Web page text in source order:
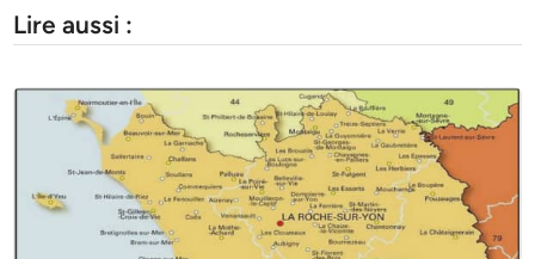
Lire aussi :